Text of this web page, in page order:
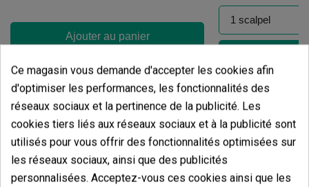
Ajouter au panier
Ce magasin vous demande d'accepter les cookies afin
d'optimiser les performances, les fonctionnalités des
réseaux sociaux et la pertinence de la publicité. Les
cookies tiers liés aux réseaux sociaux et à la publicité sont
utilisés pour vous offrir des fonctionnalités optimisées sur
les réseaux sociaux, ainsi que des publicités
personnalisées. Acceptez-vous ces cookies ainsi que les